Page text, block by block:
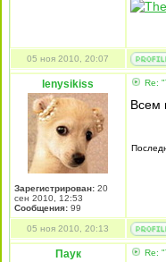
05 ноя 2010, 20:07
lenysikiss
Зарегистрирован: 20
сен 2010, 12:53
Сообщения: 99
Re:
Всем
05 ноя 2010, 20:13
Паук Re: